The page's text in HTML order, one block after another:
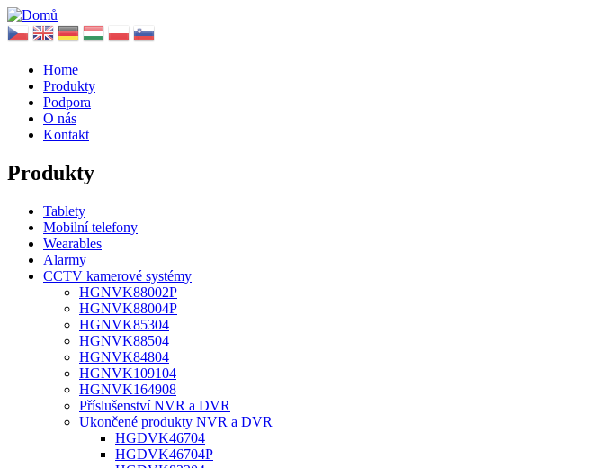
Home
Produkty
Podpora
O nás
Kontakt
Produkty
Tablety
Mobilní telefony
Wearables
Alarmy
CCTV kamerové systémy
HGNVK88002P
HGNVK88004P
HGNVK85304
HGNVK88504
HGNVK84804
HGNVK109104
HGNVK164908
Příslušenství NVR a DVR
Ukončené produkty NVR a DVR
HGDVK46704
HGDVK46704P